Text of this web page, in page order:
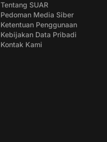
Tentang SUAR
Pedoman Media Siber
Ketentuan Penggunaan
Kebijakan Data Pribadi
Kontak Kami